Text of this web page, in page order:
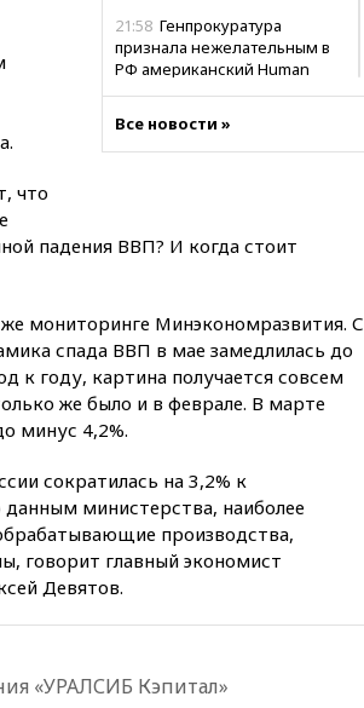
21:58 Генпрокуратура
признала нежелательным в
РФ американский Human
21:35 «Аэрофлот» отменяет
часть рейсов в Сочи и
Европы в прыжках с 10-
обращений о прекращении
концессии строительства ж/д
в Армении
21:00 В России вновь
обсуждают эксперимент по
Матвиенко: россиянам
могут рекомендовать не
посещать Армению
281 украинский беспилотник
над Россией
оптимизировать олимпиады
Все новости »
что
падения ВВП? И когда стоит
мониторинге Минэкономразвития. С
спада ВВП в мае замедлилась до
к году, картина получается совсем
же было и в феврале. В марте
минус 4,2%.
сократилась на 3,2% к
министерства, наиболее
производства,
говорит главный экономист
Девятов.
«УРАЛСИБ Кэпитал»